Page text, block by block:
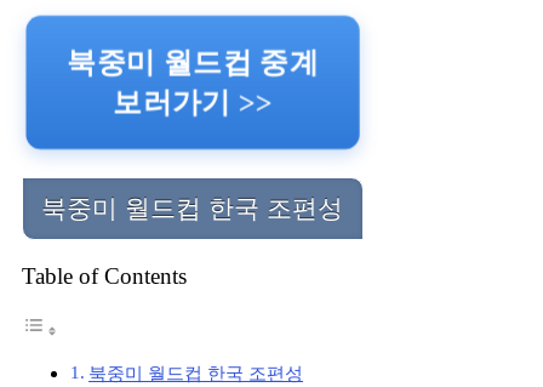
북중미 월드컵 중계
보러가기 >>
북중미 월드컵 한국 조편성
Table of Contents
북중미 월드컵 한국 조편성